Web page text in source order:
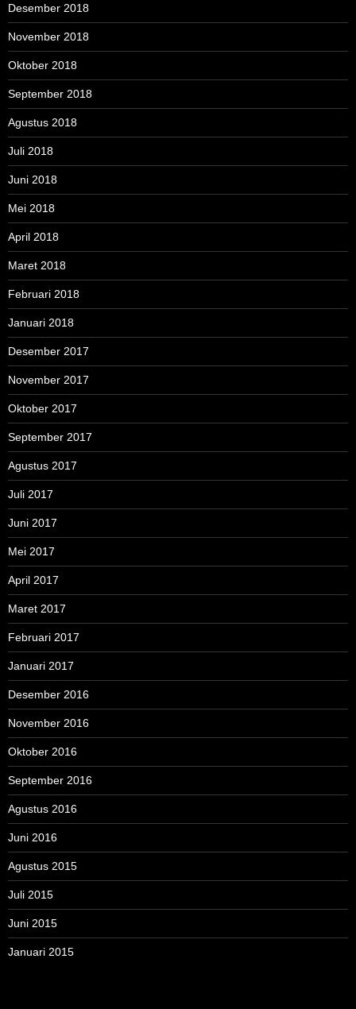
Desember 2018
November 2018
Oktober 2018
September 2018
Agustus 2018
Juli 2018
Juni 2018
Mei 2018
April 2018
Maret 2018
Februari 2018
Januari 2018
Desember 2017
November 2017
Oktober 2017
September 2017
Agustus 2017
Juli 2017
Juni 2017
Mei 2017
April 2017
Maret 2017
Februari 2017
Januari 2017
Desember 2016
November 2016
Oktober 2016
September 2016
Agustus 2016
Juni 2016
Agustus 2015
Juli 2015
Juni 2015
Januari 2015